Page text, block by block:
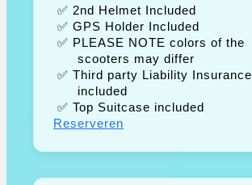
✅ 2nd Helmet Included
✅ GPS Holder Included
✅ PLEASE NOTE colors of the
scooters may differ
✅ Third party Liability Insurance
included
✅ Top Suitcase included
Reserveren